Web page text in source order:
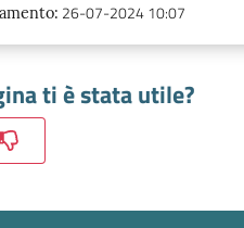
: 26-07-2024 10:07
ti è stata utile?